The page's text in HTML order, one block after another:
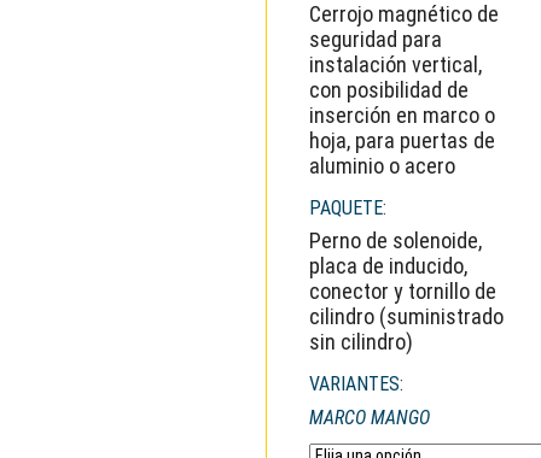
Cerrojo magnético de
seguridad para
instalación vertical,
con posibilidad de
inserción en marco o
hoja, para puertas de
aluminio o acero
PAQUETE:
Perno de solenoide,
placa de inducido,
conector y tornillo de
cilindro (suministrado
sin cilindro)
VARIANTES:
MARCO MANGO